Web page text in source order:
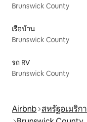
Brunswick County
เรือบ้าน
Brunswick County
รถ RV
Brunswick County
Airbnb สหรัฐอเมริกา